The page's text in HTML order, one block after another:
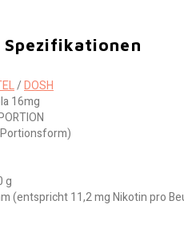
/DOSH
16mg
g
(entspricht 11,2 mg Nikotin pro